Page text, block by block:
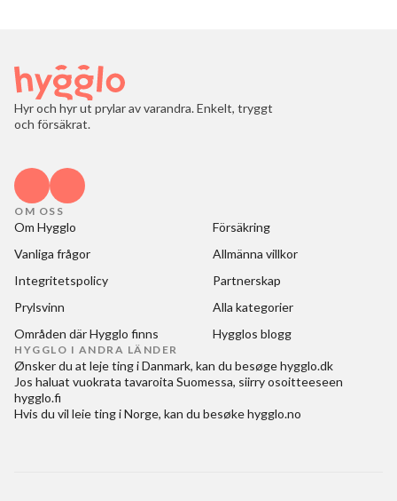
Hyr och hyr ut prylar av varandra. Enkelt, tryggt
och försäkrat.
OM OSS
Om Hygglo
Försäkring
Vanliga frågor
Allmänna villkor
Integritetspolicy
Partnerskap
Prylsvinn
Alla kategorier
Områden där Hygglo finns
Hygglos blogg
HYGGLO I ANDRA LÄNDER
Ønsker du at leje ting i Danmark, kan du besøgehygglo.dk
Jos haluat vuokrata tavaroita Suomessa, siirry osoitteeseen
hygglo.fi
Hvis du vil leie ting i Norge, kan du besøkehygglo.no